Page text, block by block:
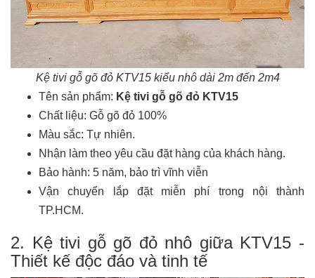
Kệ tivi gỗ gõ đỏ KTV15 kiểu nhô dài 2m đến 2m4
Tên sản phẩm: Kệ tivi gỗ gõ đỏ KTV15
Chất liệu: Gỗ gõ đỏ 100%
Màu sắc: Tự nhiên.
Nhận làm theo yêu cầu đặt hàng của khách hàng.
Bảo hành: 5 năm, bảo trì vĩnh viễn
Vận chuyển lắp đặt miễn phí trong nội thành
TP.HCM.
2. Kệ tivi gỗ gõ đỏ nhô giữa KTV15 -
Thiết kế độc đáo và tinh tế